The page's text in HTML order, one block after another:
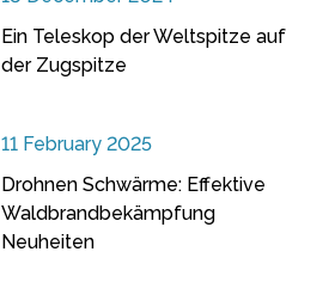
Ein Teleskop der Weltspitze auf
der Zugspitze
11 February 2025
Drohnen Schwärme: Effektive
Waldbrandbekämpfung
Neuheiten